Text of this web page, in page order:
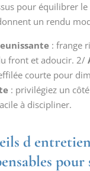
pour équilibrer
un rendu
: frange
front et adoucir. 2/
courte pour
: privilégiez un
à discipliner.
d
pour